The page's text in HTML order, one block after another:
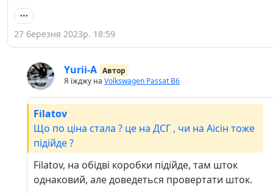
27 березня 2023р. 18:59
Yurii-A Автор
Я їжджу на Volkswagen Passat B6
Filatov
Що по ціна стала ? це на ДСГ , чи на Аісін тоже
підійде ?
Filatov, на обідві коробки підійде, там шток
однаковий, але доведеться провертати шток.